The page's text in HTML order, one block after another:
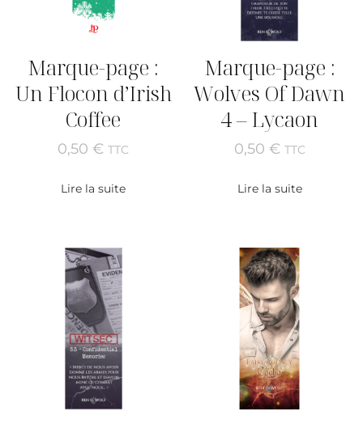
Marque-page :
Un Flocon d’Irish
Coffee
0,50€ TTC
Lire la suite
Marque-page :
Wolves Of Dawn
4 – Lycaon
0,50 € TTC
Lire la suite